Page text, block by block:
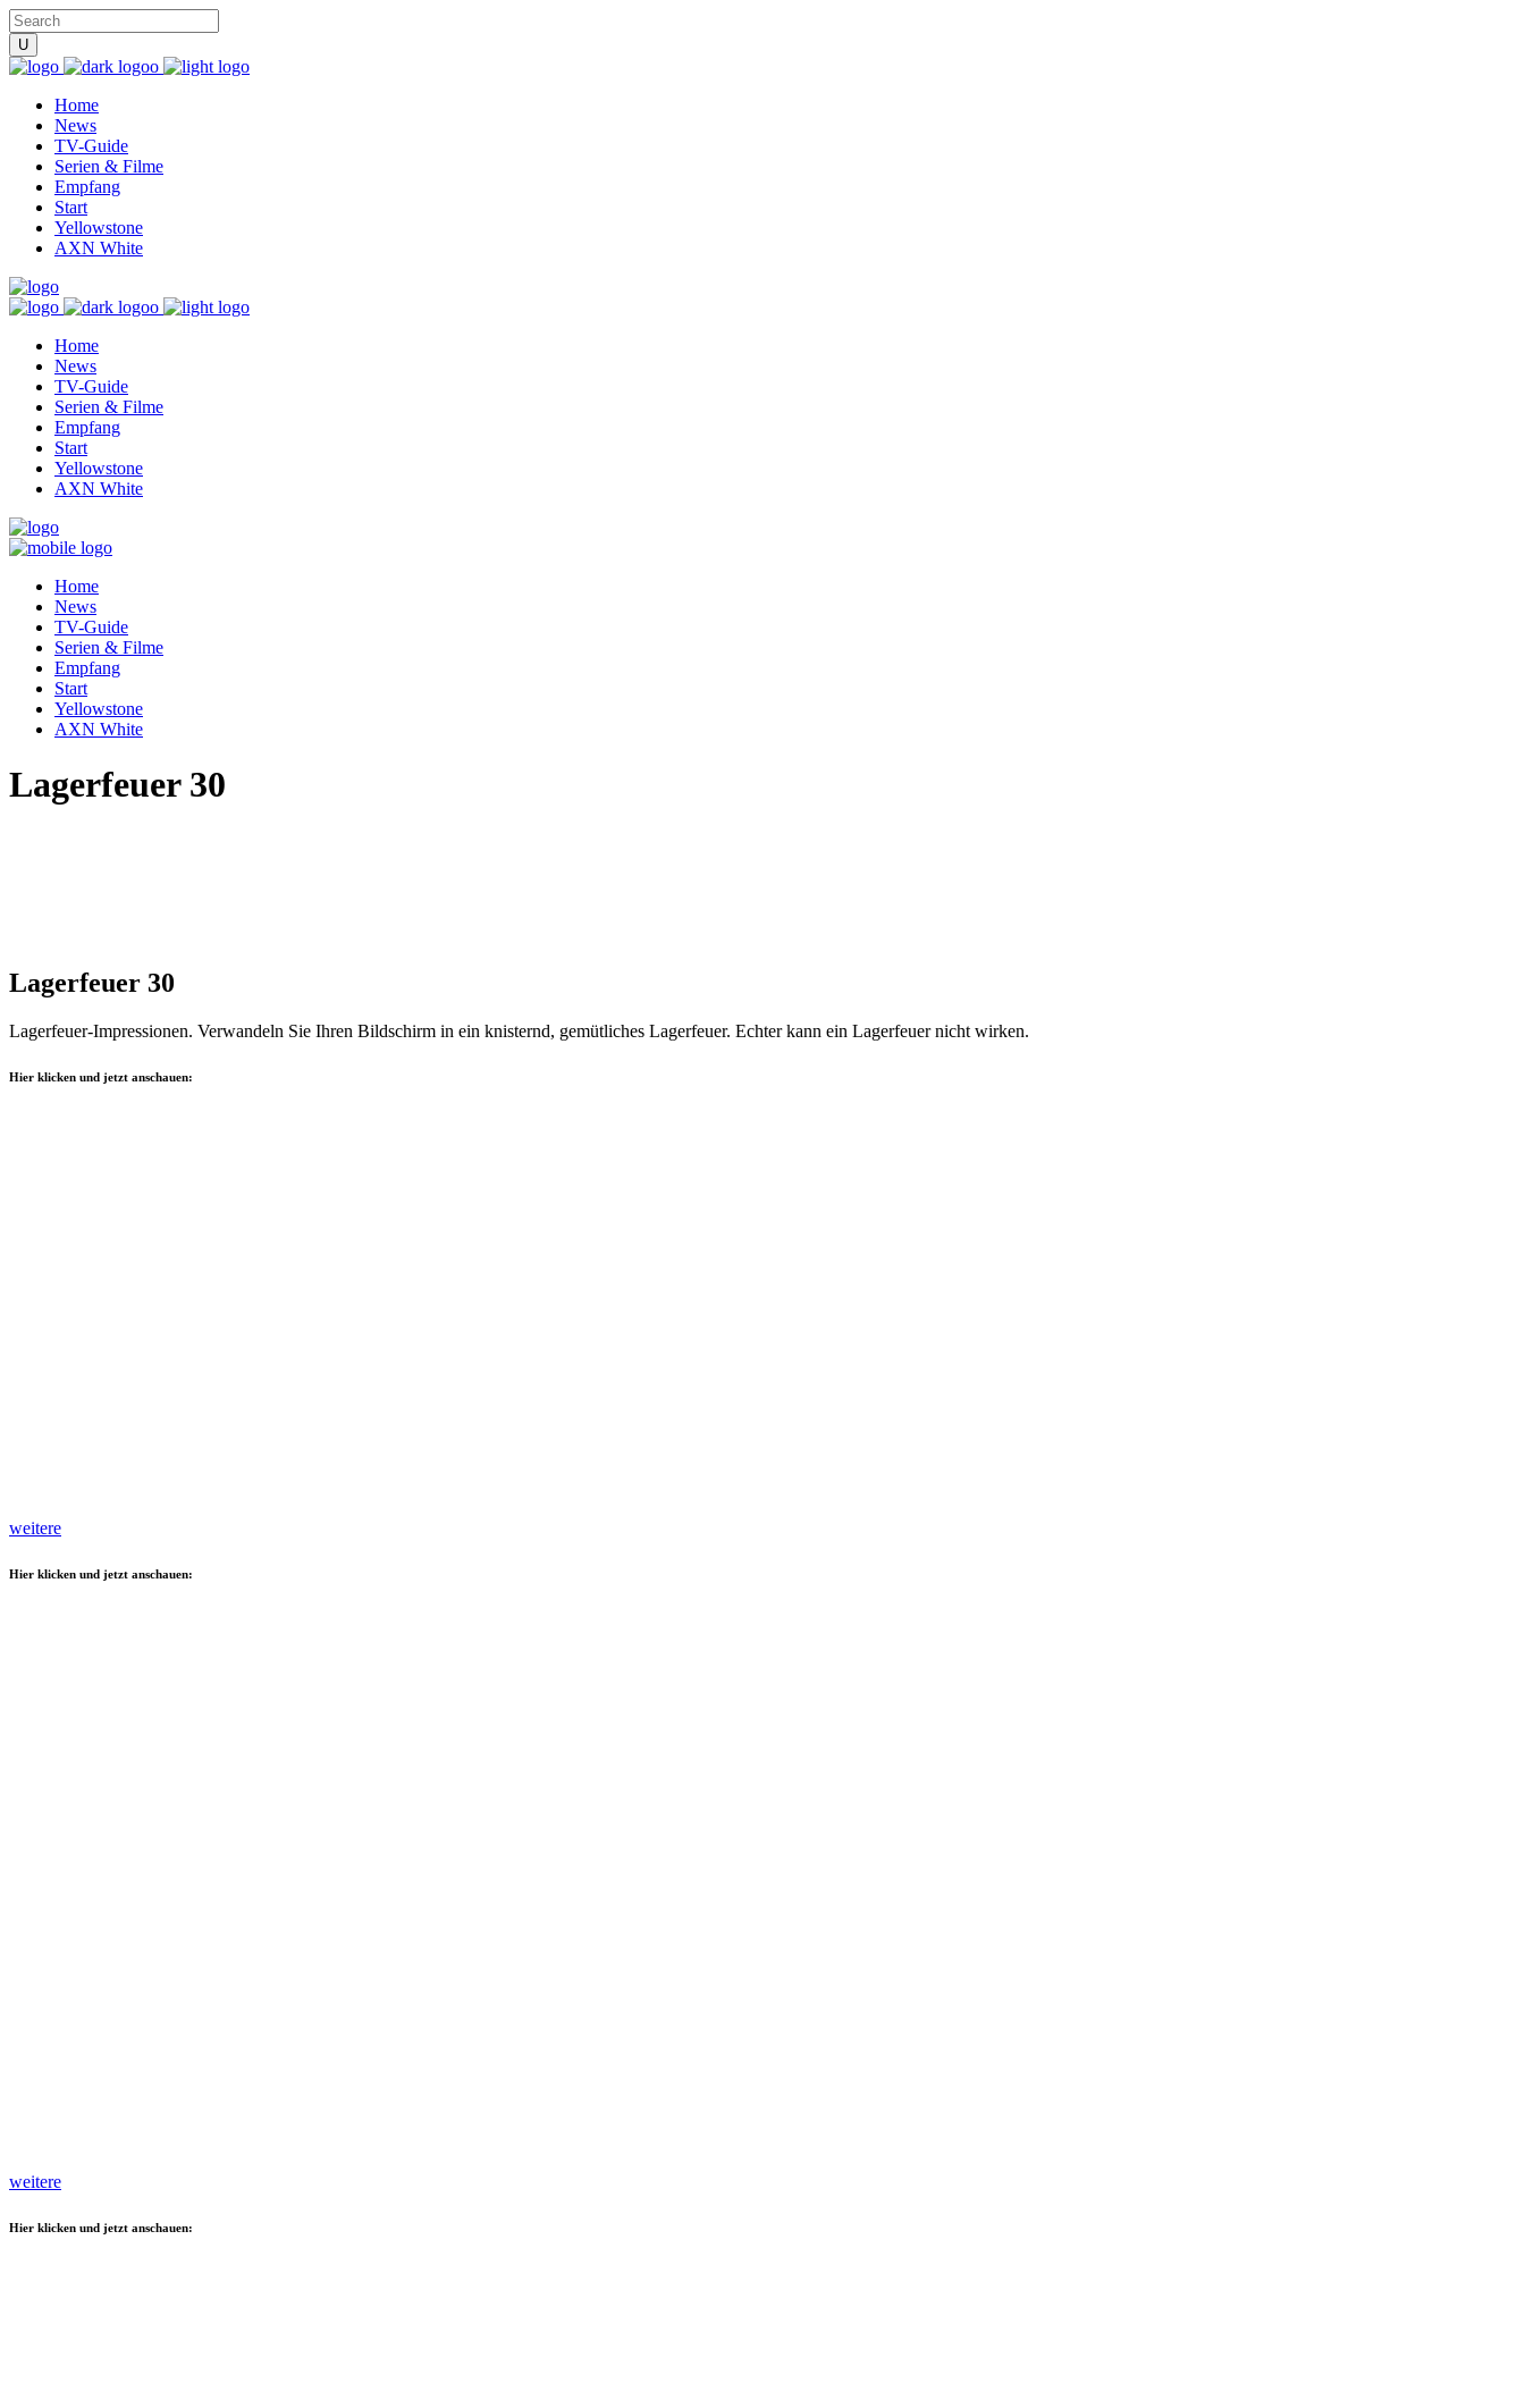
Home
News
TV-Guide
Serien & Filme
Empfang
Start
Yellowstone
AXN White
Home
News
TV-Guide
Serien & Filme
Empfang
Start
Yellowstone
AXN White
Home
News
TV-Guide
Serien & Filme
Empfang
Start
Yellowstone
AXN White
Lagerfeuer 30
Lagerfeuer 30
Lagerfeuer-Impressionen. Verwandeln Sie Ihren Bildschirm in ein knisternd, gemütliches Lagerfeuer. Echter kann ein Lagerfeuer nicht wirken.
Hier klicken und jetzt anschauen:
weitere
Hier klicken und jetzt anschauen:
weitere
Hier klicken und jetzt anschauen: